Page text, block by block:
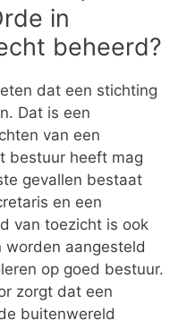
in
beheerd?
dat een stichting
Dat is een
van een
bestuur heeft mag
gevallen bestaat
en een
van toezicht is ook
worden aangesteld
op goed bestuur.
zorgt dat een
buitenwereld